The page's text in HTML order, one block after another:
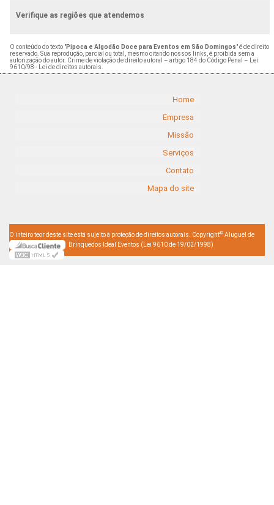
Verifique as regiões que atendemos
O conteúdo do texto "Pipoca e Algodão Doce para Eventos em São Domingos" é de direito
reservado. Sua reprodução, parcial ou total, mesmo citando nossos links, é proibida sem a
autorização do autor. Crime de violação de direito autoral – artigo 184 do Código Penal – Lei
9610/98 - Lei de direitos autorais.
Home
Empresa
Missão
Serviços
Contato
Mapa do site
O inteiro teor deste site está sujeito à proteção de direitos autorais. Copyright© Aluguel de
Brinquedos Ideal Eventos (Lei 9610 de 19/02/1998)